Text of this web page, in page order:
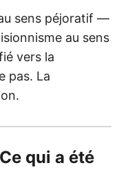
sens péjoratif —
au sens
vers la
pas. La
qui a été